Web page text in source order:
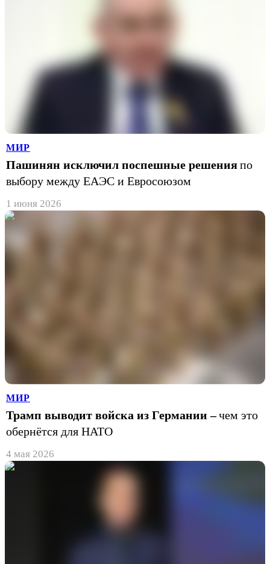
МИР
Пашинян исключил поспешные решенияпо
выбору между ЕАЭС и Евросоюзом
1 июня 2026
МИР
Трамп выводит войска из Германии –чем это
обернётся для НАТО
4 мая 2026